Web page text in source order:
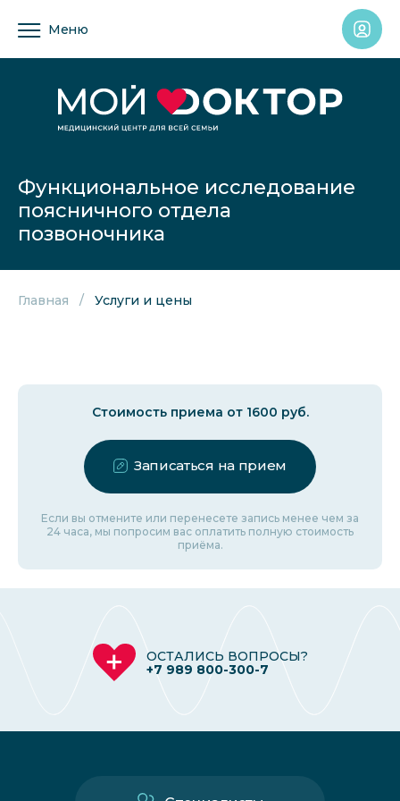
Меню
Функциональное исследование
поясничного отдела
позвоночника
Главная Услуги и цены
Стоимость приема от 1600 руб.
Записаться на прием
Если вы отмените или перенесете запись менее чем за
24 часа, мы попросим вас оплатить полную стоимость
приёма.
ОСТАЛИСЬ ВОПРОСЫ?
+7 989 800-300-7